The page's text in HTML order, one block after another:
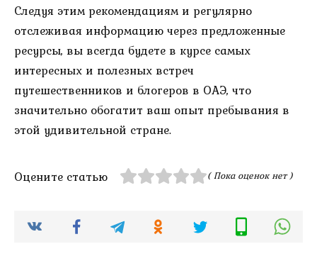
Следуя этим рекомендациям и регулярно
отслеживая информацию через предложенные
ресурсы, вы всегда будете в курсе самых
интересных и полезных встреч
путешественников и блогеров в ОАЭ, что
значительно обогатит ваш опыт пребывания в
этой удивительной стране.
Оцените статью ( Пока оценок нет )